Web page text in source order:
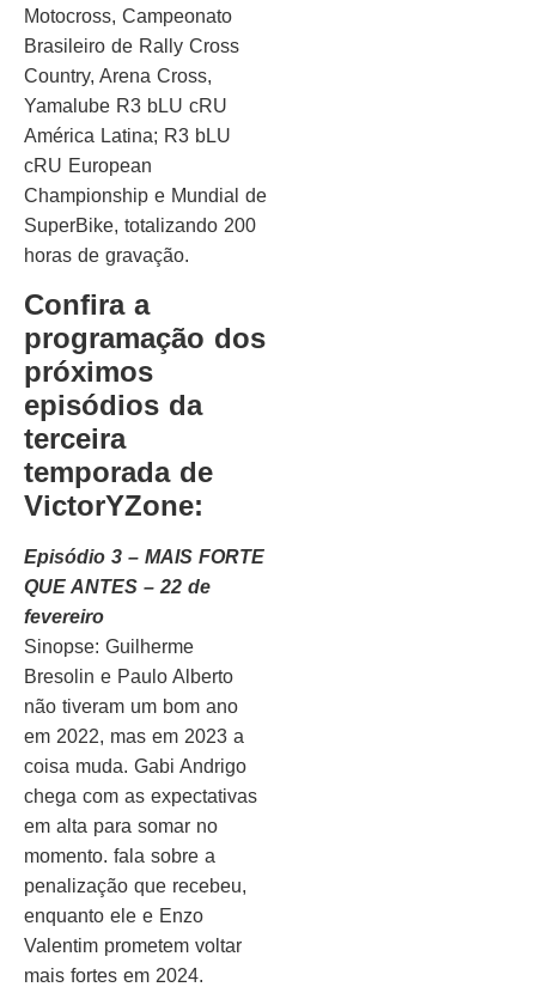
Motocross, Campeonato
Brasileiro de Rally Cross
Country, Arena Cross,
Yamalube R3 bLU cRU
América Latina; R3 bLU
cRU European
Championship e Mundial de
SuperBike, totalizando 200
horas de gravação.
Confira a
programação dos
próximos
episódios da
terceira
temporada de
VictorYZone:
Episódio 3 – MAIS FORTE
QUE ANTES – 22 de
fevereiro
Sinopse: Guilherme
Bresolin e Paulo Alberto
não tiveram um bom ano
em 2022, mas em 2023 a
coisa muda. Gabi Andrigo
chega com as expectativas
em alta para somar no
momento. fala sobre a
penalização que recebeu,
enquanto ele e Enzo
Valentim prometem voltar
mais fortes em 2024.